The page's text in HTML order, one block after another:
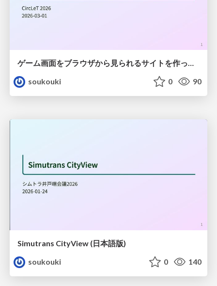
soukouki
0 90
Simutrans CityView (日本語版)
soukouki
0 140